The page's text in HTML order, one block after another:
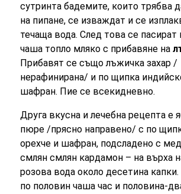
сутринта бадемите, които трябва
на пипане, се изваждат и се
течаща вода. След това се пасират
чаша топло мляко с прибавяне на
Прибавят се също лъжичка захар /
нерафинирана/ и по щипка
шафран. Пие се всекидневно.
Друга вкусна и лечебна рецепта е
пюре /прясно направено/ с по
орехче и шафран, подсладено с
смлян смлян кардамон – на върха
розова вода около десетина
по половин чаша час и половина-